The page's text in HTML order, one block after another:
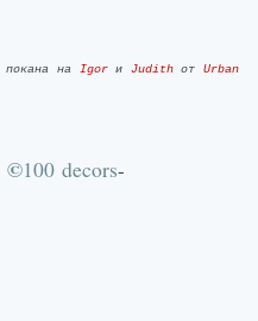
покана на Igorи JudithотUrban
©100 decors-